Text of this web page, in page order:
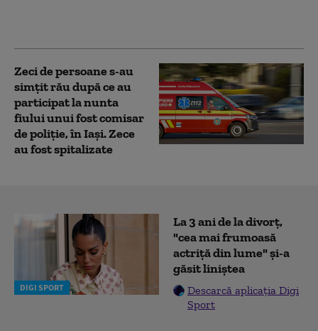
Zeci de persoane s-au
simţit rău după ce au
participat la nunta
fiului unui fost comisar
de poliție, în Iaşi. Zece
au fost spitalizate
DIGI SPORT
La 3 ani de la divorț,
"cea mai frumoasă
actriță din lume" și-a
găsit liniștea
Descarcă aplicația Digi
Sport